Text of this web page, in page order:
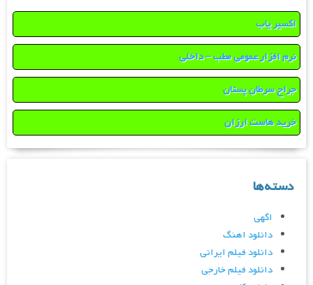
اکسیر یاب
نرم افزار عمومی مطب – داخلی
جراح سرطان پستان
خرید هاست ارزان
دسته‌ها
اگهی
دانلود اهنگ
دانلود فیلم ایرانی
دانلود فیلم خارجی